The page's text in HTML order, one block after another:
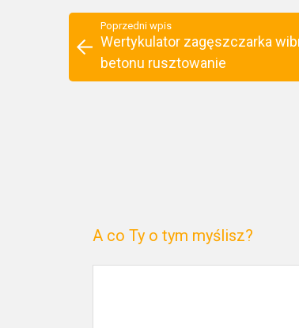
Poprzedni wpis
Wertykulator zagęszczarka
betonu rusztowanie
A co Ty o tym myślisz?